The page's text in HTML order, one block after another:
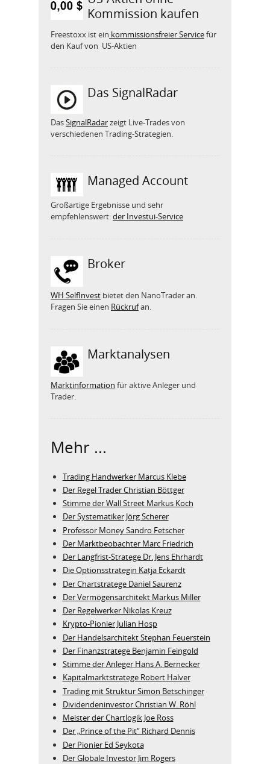
Kommission kaufen
Freestoxx ist ein kommissionsfreier Servicefür
den Kauf von US-Aktien
Das SignalRadar
DasSignalRadarzeigt Live-Trades von
verschiedenen Trading-Strategien.
Managed Account
Großartige Ergebnisse und sehr
empfehlenswert:der Investui-Service
Broker
WH SelfInvest bietet den NanoTrader an.
Fragen Sie einen Rückrufan.
Marktanalysen
Marktinformation für aktive Anleger und
Trader.
Mehr ...
Trading Handwerker Marcus Klebe
Der Regel Trader Christian Böttger
Stimme der Wall Street Markus Koch
Der Systematiker Jörg Scherer
Professor Money Sandro Fetscher
Der Marktbeobachter Marc Friedrich
Der Langfrist-Stratege Dr. Jens Ehrhardt
Die Optionsstrategin Katja Eckardt
Der Chartstratege Daniel Saurenz
Der Vermögensarchitekt Markus Miller
Der Regelwerker Nikolas Kreuz
Krypto-Pionier Julian Hosp
Der Handelsarchitekt Stephan Feuerstein
Der Finanzstratege Benjamin Feingold
Stimme der Anleger Hans A. Bernecker
Kapitalmarktstratege Robert Halver
Trading mit Struktur Simon Betschinger
Dividendeninvestor Christian W. Röhl
Meister der Chartlogik Joe Ross
Der „Prince of the Pit“ Richard Dennis
Der Pionier Ed Seykota
Der Globale Investor Jim Rogers